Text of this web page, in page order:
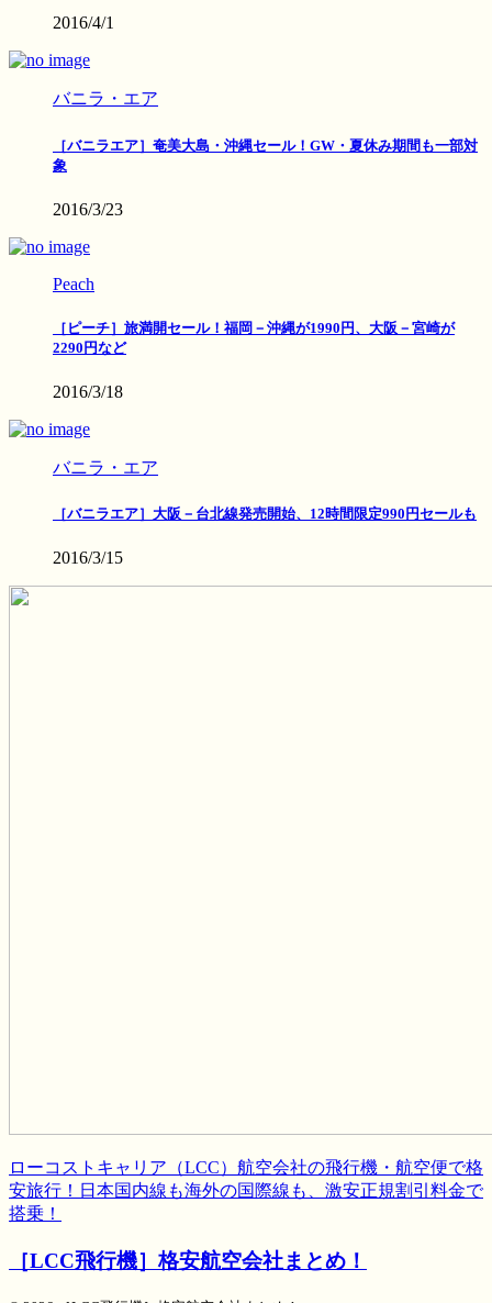
2016/4/1
バニラ・エア
［バニラエア］奄美大島・沖縄セール！GW・夏休み期間も一部対
象
2016/3/23
Peach
［ピーチ］旅満開セール！福岡－沖縄が1990円、大阪－宮崎が
2290円など
2016/3/18
バニラ・エア
［バニラエア］大阪－台北線発売開始、12時間限定990円セールも
2016/3/15
ローコストキャリア（LCC）航空会社の飛行機・航空便で格
安旅行！日本国内線も海外の国際線も、激安正規割引料金で
搭乗！
［LCC飛行機］格安航空会社まとめ！